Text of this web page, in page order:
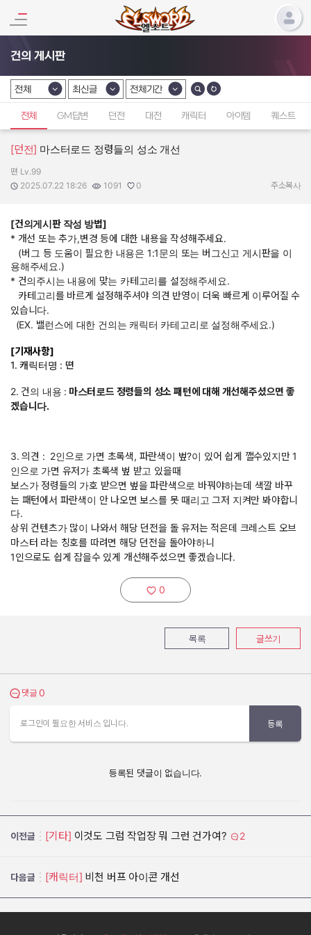
건의 게시판
카테고리 선택
전체
카테고리 선택
최신글
카테고리 선택
전체기간
전체 GM답변 던전 대전 캐릭터 아이템 퀘스트
[던전] 마스터로드 정령들의 성소 개선
작성자:
뗜 Lv.99
작성일:
2025.07.22 18:26
조회수:
1091
추천수:
0 주소복사
[건의게시판 작성 방법]
* 개선 또는 추가,변경 등에 대한 내용을 작성해주세요.
(버그 등 도움이 필요한 내용은 1:1문의 또는 버그신고 게시판을 이
용해주세요.)
* 건의주시는 내용에 맞는 카테고리를 설정해주세요.
카테고리를 바르게 설정해주셔야 의견 반영이 더욱 빠르게 이루어질 수
있습니다.
(EX. 밸런스에 대한 건의는 캐릭터 카테고리로 설정해주세요.)
[기재사항]
1. 캐릭터명 : 뗜
2. 건의 내용 : 마스터로드 정령들의 성소 패턴에 대해 개선해주셨으면 좋
겠습니다.
3. 의견 : 2인으로 가면 초록색, 파란색이 벞?이 있어 쉽게 깰수있지만 1
인으로 가면 유저가 초록색 벞 받고 있을때
보스가 정령들의 가호 받으면 벞을 파란색으로 바꿔야하는데 색깔 바꾸
는 패턴에서 파란색이 안 나오면 보스를 못 때리고 그저 지켜만 봐야합니
다.
상위 컨텐츠가 많이 나와서 해당 던전을 돌 유저는 적은데 크레스트 오브
마스터 라는 칭호를 따려면 해당 던전을 돌아야하니
1인으로도 쉽게 잡을수 있게 개선해주셨으면 좋겠습니다.
추천하기:
0
목록 글쓰기
댓글 보기
댓글 0
로그인이 필요한 서비스 입니다. 등록
등록된 댓글이 없습니다.
이전글 [기타] 이것도 그럼 작업장 뭐 그런 건가여? 2
다음글 [캐릭터] 비천 버프 아이콘 개선